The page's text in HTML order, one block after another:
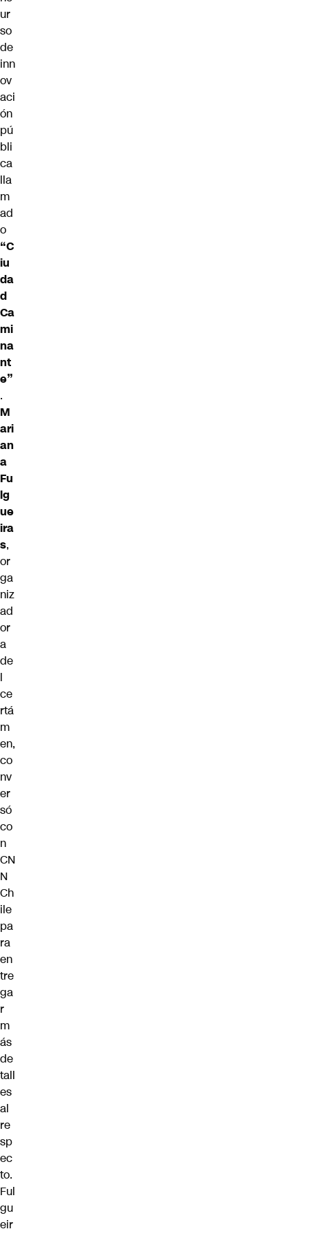
ur
so
de
inn
ov
aci
ón
pú
bli
ca
lla
m
ad
o
“C
iu
da
d
Ca
mi
na
nt
e”
.
M
ari
an
a
Fu
lg
ue
ira
s,
or
ga
niz
ad
or
a
de
l
ce
rtá
m
en,
co
nv
er
só
co
n
CN
N
Ch
ile
pa
ra
en
tre
ga
r
m
ás
de
tall
es
al
re
sp
ec
to.
Ful
gu
eir